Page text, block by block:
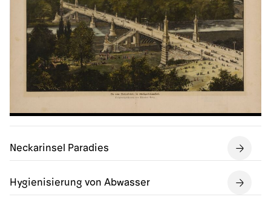
Neckarinsel Paradies
Hygienisierung von Abwasser